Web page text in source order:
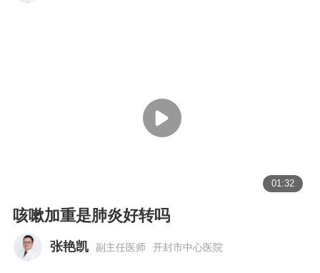
01:32
咳嗽加重是肺炎好转吗
张艳凯 副主任医师 开封市中心医院